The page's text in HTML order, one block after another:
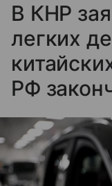
В КНР
легких
РФ